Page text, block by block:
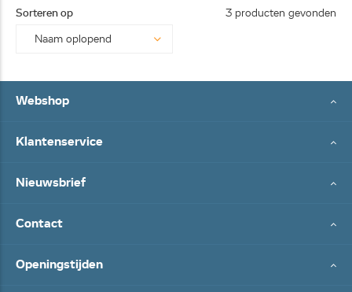
Sorteren op 3 producten gevonden
Webshop
Klantenservice
Nieuwsbrief
Contact
Openingstijden